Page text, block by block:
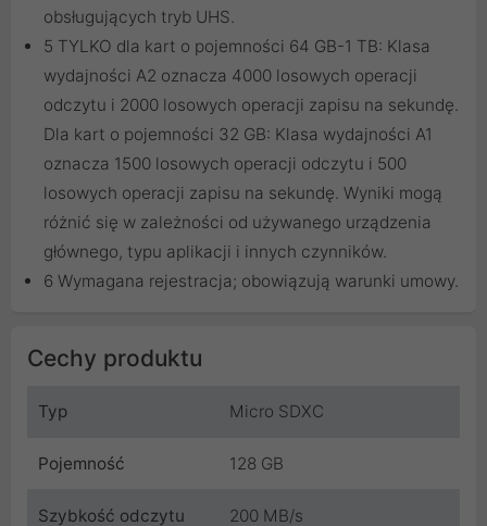
obsługujących tryb UHS.
5 TYLKO dla kart o pojemności 64 GB-1 TB: Klasa
wydajności A2 oznacza 4000 losowych operacji
odczytu i 2000 losowych operacji zapisu na sekundę.
Dla kart o pojemności 32 GB: Klasa wydajności A1
oznacza 1500 losowych operacji odczytu i 500
losowych operacji zapisu na sekundę. Wyniki mogą
różnić się w zależności od używanego urządzenia
głównego, typu aplikacji i innych czynników.
6 Wymagana rejestracja; obowiązują warunki umowy.
Cechy produktu
Typ Micro SDXC
Pojemność 128 GB
Szybkość odczytu 200 MB/s